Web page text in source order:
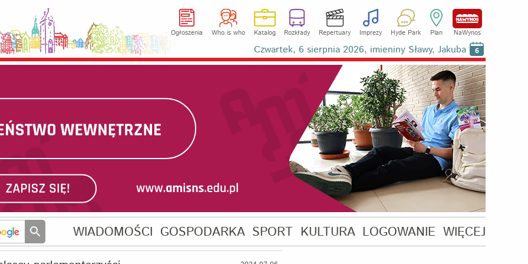
Ogłoszenia Who is who Katalog Rozkłady Repertuary Imprezy Hyde Park Plan NaWynos
Czwartek, 6 sierpnia 2026, imieniny Sławy, Jakuba 6
WIADOMOŚCI GOSPODARKA SPORT KULTURA LOGOWANIE WIĘCEJ